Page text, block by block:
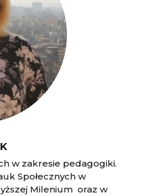
w zakresie pedagogiki.
Społecznych w
Milenium oraz w